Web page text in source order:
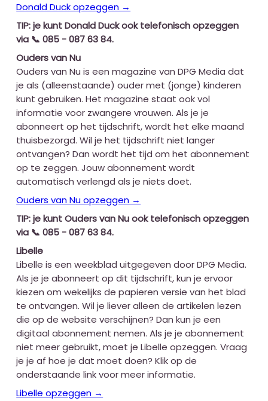
Donald Duck opzeggen →
TIP: je kunt Donald Duck ook telefonisch opzeggen
via 📞 085 - 087 63 84.
Ouders van Nu
Ouders van Nu is een magazine van DPG Media dat
je als (alleenstaande) ouder met (jonge) kinderen
kunt gebruiken. Het magazine staat ook vol
informatie voor zwangere vrouwen. Als je je
abonneert op het tijdschrift, wordt het elke maand
thuisbezorgd. Wil je het tijdschrift niet langer
ontvangen? Dan wordt het tijd om het abonnement
op te zeggen. Jouw abonnement wordt
automatisch verlengd als je niets doet.
Ouders van Nu opzeggen →
TIP: je kunt Ouders van Nu ook telefonisch opzeggen
via 📞 085 - 087 63 84.
Libelle
Libelle is een weekblad uitgegeven door DPG Media.
Als je je abonneert op dit tijdschrift, kun je ervoor
kiezen om wekelijks de papieren versie van het blad
te ontvangen. Wil je liever alleen de artikelen lezen
die op de website verschijnen? Dan kun je een
digitaal abonnement nemen. Als je je abonnement
niet meer gebruikt, moet je Libelle opzeggen. Vraag
je je af hoe je dat moet doen? Klik op de
onderstaande link voor meer informatie.
Libelle opzeggen →